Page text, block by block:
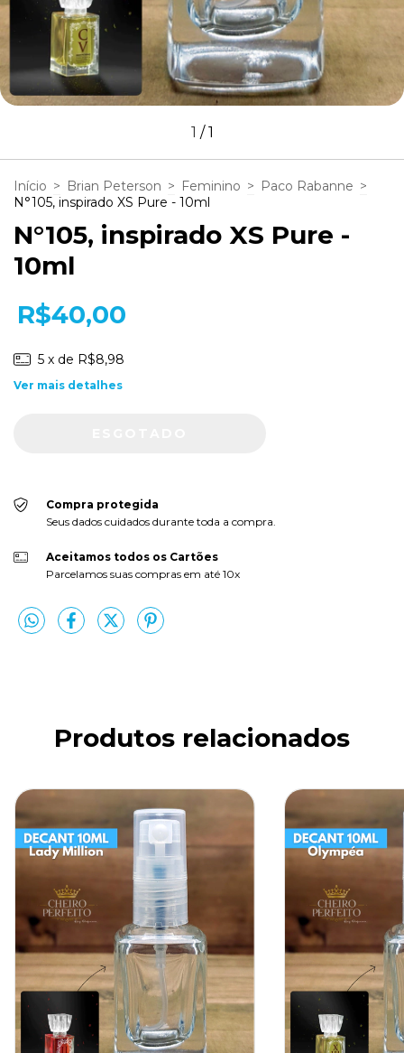
1 /1
Início > Brian Peterson > Feminino > Paco Rabanne >
N°105, inspirado XS Pure - 10ml
N°105, inspirado XS Pure -
10ml
R$40,00
5 x de R$8,98
Ver mais detalhes
Compra protegida
Seus dados cuidados durante toda a compra.
Aceitamos todos os Cartões
Parcelamos suas compras em até 10x
Produtos relacionados